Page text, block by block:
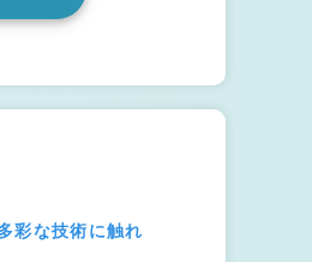
彩な技術に触れ